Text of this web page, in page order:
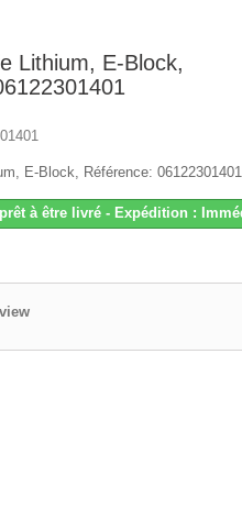
Lithium, E-Block,
E-Block, Référence: 06122301401
à être livré - Expédition :